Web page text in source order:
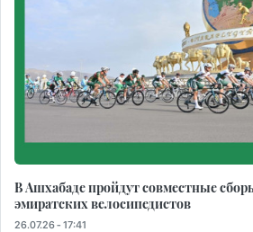
В Ашхабаде пройдут совместные
эмиратских велосипедистов
26.07.26 - 17:41